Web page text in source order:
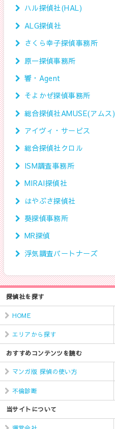
ハル探偵社(HAL)
ALG探偵社
さくら幸子探偵事務所
原一探偵事務所
響・Agent
そよかぜ探偵事務所
総合探偵社AMUSE(アムス)
アイヴィ・サービス
総合探偵社クロル
ISM調査事務所
MIRAI探偵社
はやぶさ探偵社
葵探偵事務所
MR探偵
浮気調査パートナーズ
探偵社を探す
HOME
エリアから探す
おすすめコンテンツを読む
マンガ版 探偵の使い方
不倫診断
当サイトについて